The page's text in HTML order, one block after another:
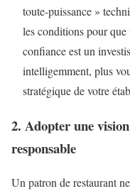
toute-puissance »
les conditions pour que
confiance est un
intelligemment, plus
stratégique de votre
2. Adopter une
responsable
Un patron de restaurant